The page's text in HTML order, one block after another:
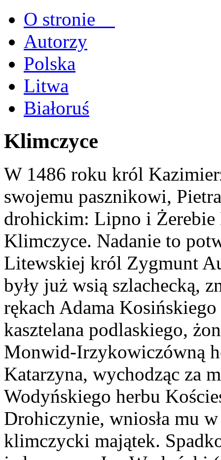
O stronie
Autorzy
Polska
Litwa
Białoruś
Klimczyce
W 1486 roku król
swojemu pasznikowi,
drohickim: Lipno i
Klimczyce. Nadanie to
Litewskiej król Zygmunt
były już wsią szlachecką,
rękach Adama
kasztelana podlaskiego,
Monwid-Irzykowiczówną
Katarzyna, wychodząc za
Wodyńskiego herbu
Drohiczynie, wniosła mu
klimczycki majątek.